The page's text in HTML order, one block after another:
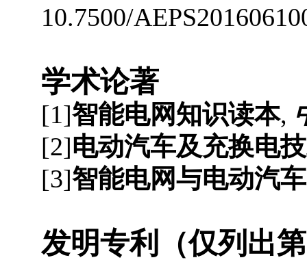
10.7500/
学术论著
[1]智能电网知识读本,
[2]电动汽车及充换电
[3]智能电网与电动汽车
发明专利（仅列出